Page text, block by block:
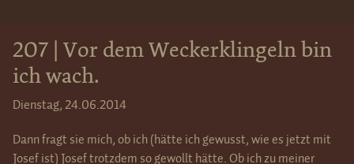
207 | Vor dem Weckerklingeln bin
ich wach.
Dienstag, 24.06.2014
Dann fragt sie mich, ob ich (hätte ich gewusst, wie es jetzt mit
Josef ist) Josef trotzdem so gewollt hätte. Ob ich zu meiner